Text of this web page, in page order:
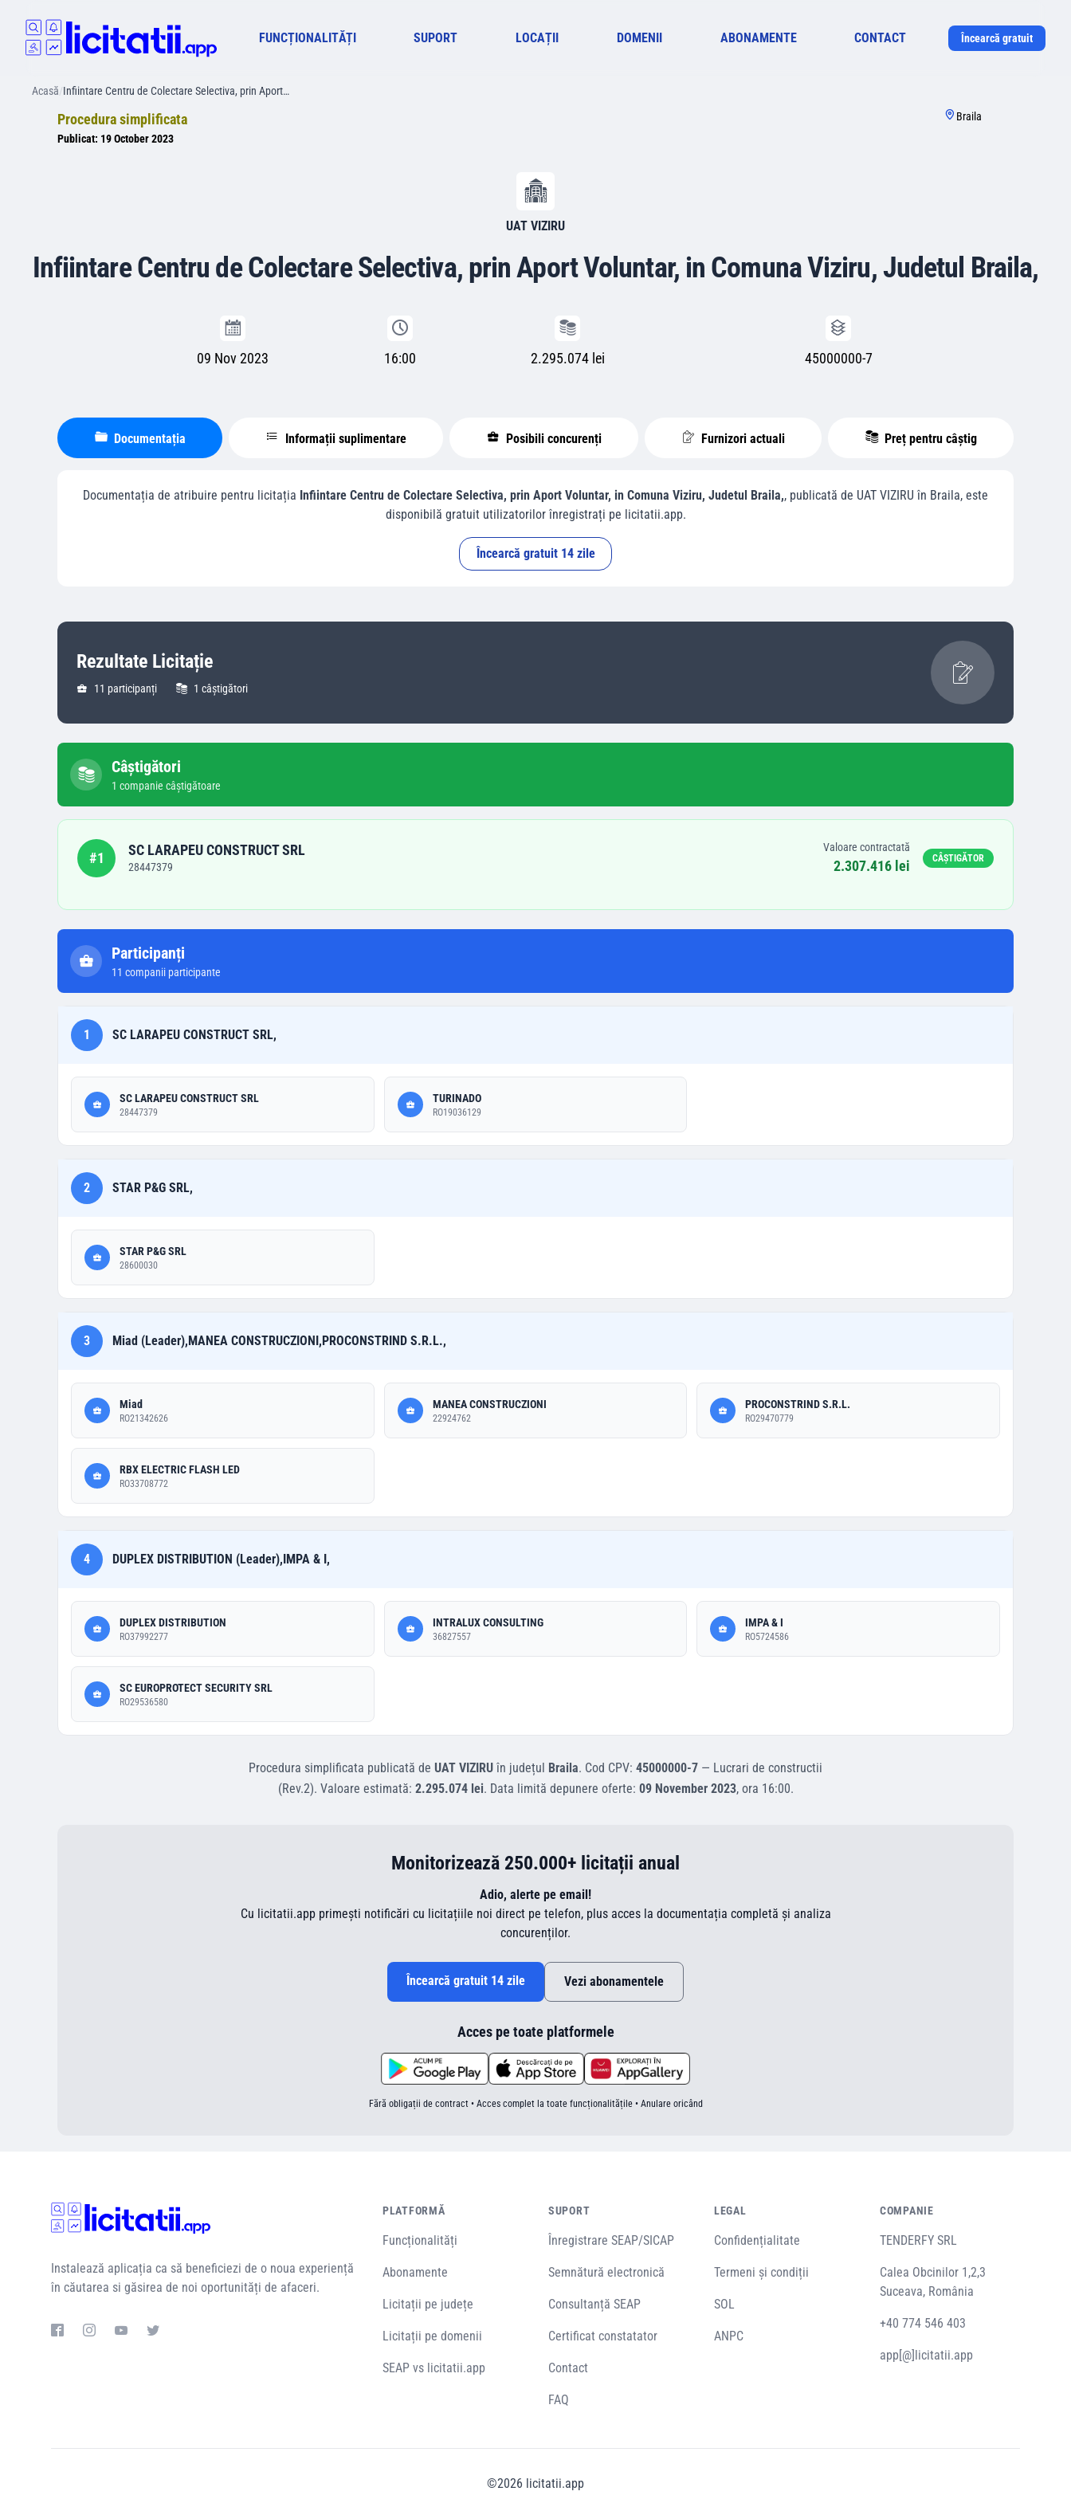
FUNCȚIONALITĂȚI SUPORT LOCAȚII DOMENII ABONAMENTE CONTACT Încearcă gratuit
Acasă/Infiintare Centru de Colectare Selectiva, prin Aport…
Procedura simplificata
Publicat: 19 October 2023
Braila
UAT VIZIRU
Infiintare Centru de Colectare Selectiva, prin Aport Voluntar, in Comuna Viziru, Judetul Braila,
09 Nov 2023 16:00 2.295.074 lei 45000000-7
Documentația Informații suplimentare Posibili concurenți Furnizori actuali Preț pentru câștig
Documentația de atribuire pentru licitația Infiintare Centru de Colectare Selectiva, prin Aport Voluntar, in Comuna Viziru, Judetul Braila,, publicată de UAT VIZIRU în Braila, este
disponibilă gratuit utilizatorilor înregistrați pe licitatii.app.
Încearcă gratuit 14 zile
Rezultate Licitație
11 participanți 1 câștigători
Câștigători
1 companie câștigătoare
#1 SC LARAPEU CONSTRUCT SRL
28447379
Valoare contractată
2.307.416 lei CÂȘTIGĂTOR
Participanți
11 companii participante
1 SC LARAPEU CONSTRUCT SRL,
SC LARAPEU CONSTRUCT SRL
28447379
TURINADO
RO19036129
2 STAR P&G SRL,
STAR P&G SRL
28600030
3 Miad (Leader),MANEA CONSTRUCZIONI,PROCONSTRIND S.R.L.,
Miad
RO21342626
MANEA CONSTRUCZIONI
22924762
PROCONSTRIND S.R.L.
RO29470779
RBX ELECTRIC FLASH LED
RO33708772
4 DUPLEX DISTRIBUTION (Leader),IMPA & I,
DUPLEX DISTRIBUTION
RO37992277
INTRALUX CONSULTING
36827557
IMPA & I
RO5724586
SC EUROPROTECT SECURITY SRL
RO29536580
Procedura simplificata publicată de UAT VIZIRU în județul Braila. Cod CPV: 45000000-7 — Lucrari de constructii
(Rev.2). Valoare estimată: 2.295.074 lei. Data limită depunere oferte: 09 November 2023, ora 16:00.
Monitorizează 250.000+ licitații anual
Adio, alerte pe email!
Cu licitatii.app primești notificări cu licitațiile noi direct pe telefon, plus acces la documentația completă și analiza
concurenților.
Încearcă gratuit 14 zile Vezi abonamentele
Acces pe toate platformele
Fără obligații de contract • Acces complet la toate funcționalitățile • Anulare oricând
Instalează aplicația ca să beneficiezi de o noua experiență
în căutarea si găsirea de noi oportunități de afaceri.
PLATFORMĂ
Funcționalități
Abonamente
Licitații pe județe
Licitații pe domenii
SEAP vs licitatii.app
SUPORT
Înregistrare SEAP/SICAP
Semnătură electronică
Consultanță SEAP
Certificat constatator
Contact
FAQ
LEGAL
Confidențialitate
Termeni și condiții
SOL
ANPC
COMPANIE
TENDERFY SRL
Calea Obcinilor 1,2,3
Suceava, România
+40 774 546 403
app[@]licitatii.app
©2026 licitatii.app